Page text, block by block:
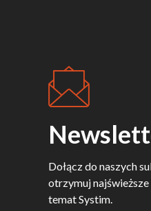
Dołącz do naszych
otrzymuj
temat Systim.